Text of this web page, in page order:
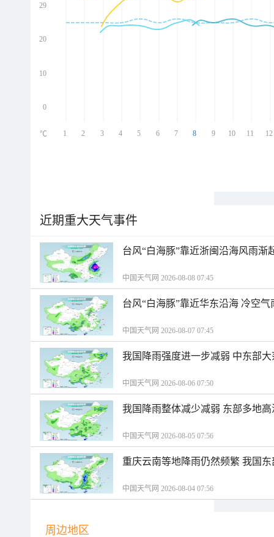
29
20
10
0
1 2 3 4 5 6 7 8 9 10 11 12
℃
近期重大天气事件
台风“白海豚”靠近浙闽沿海风雨渐
中国天气网 2026-08-08 07:45
台风“白海豚”靠近华东沿海 冷空
中国天气网 2026-08-07 07:45
我国降雨强度进一步减弱 中东部
中国天气网 2026-08-06 07:50
我国降雨整体减少减弱 东部多地
中国天气网 2026-08-05 07:56
重庆云南等地降雨仍然频繁 我国
中国天气网 2026-08-04 07:56
周边地区